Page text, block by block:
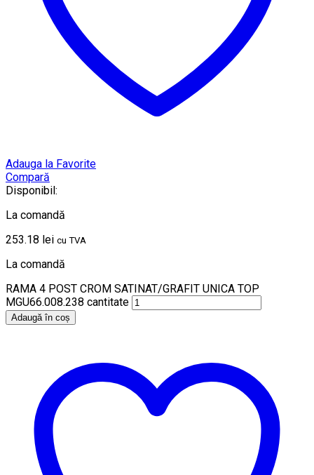
Adauga la Favorite
Compară
Disponibil:
La comandă
253.18 lei cu TVA
La comandă
RAMA 4 POST CROM SATINAT/GRAFIT UNICA TOP
MGU66.008.238 cantitate
Adaugă în coș